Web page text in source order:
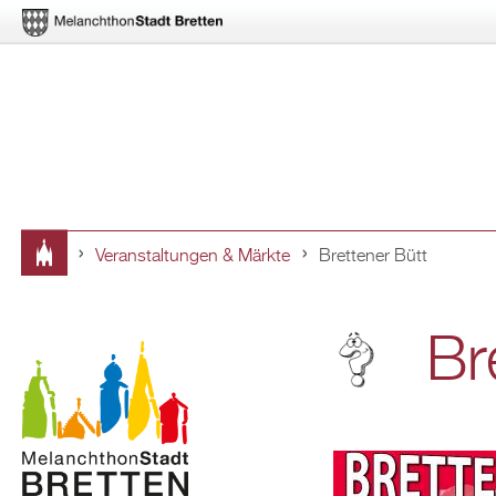
hier
Ver­an­stal­tun­gen & Märk­te Brettener Bütt